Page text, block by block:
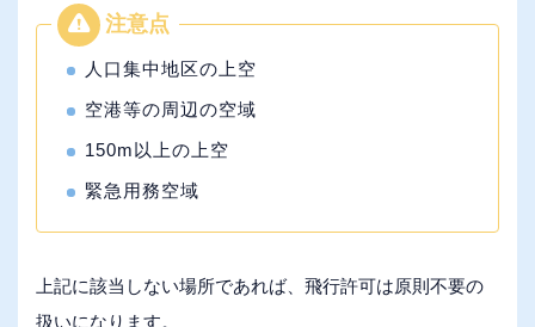
人口集中地区の上空
空港等の周辺の空域
150m以上の上空
緊急用務空域
上記に該当しない場所であれば、飛行許可は原則不要の
扱いになります。